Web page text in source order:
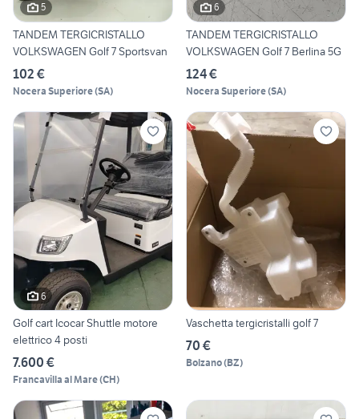
5
TANDEM TERGICRISTALLO
VOLKSWAGEN Golf 7 Sportsvan
102 €
Nocera Superiore(SA)
6
TANDEM TERGICRISTALLO
VOLKSWAGEN Golf 7 Berlina 5G
124 €
Nocera Superiore(SA)
6
Golf cart Icocar Shuttle motore
elettrico 4 posti
7.600 €
Francavilla al Mare(CH)
Vaschetta tergicristalli golf 7
70 €
Bolzano(BZ)